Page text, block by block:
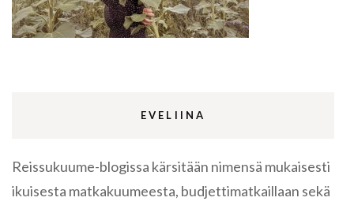
EVELIINA
Reissukuume-blogissa kärsitään nimensä mukaisesti
ikuisesta matkakuumeesta, budjettimatkaillaan sekä